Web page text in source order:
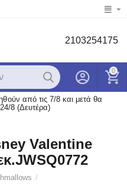
2103254175
0
από τις 7/8 και μετά θα
8 (Δευτέρα)
Valentine
/